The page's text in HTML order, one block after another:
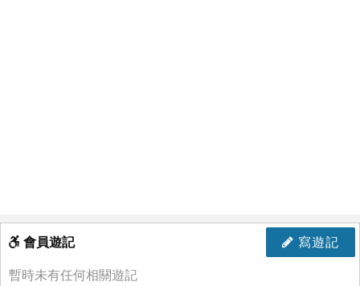
寫遊記
會員遊記
暫時未有任何相關遊記